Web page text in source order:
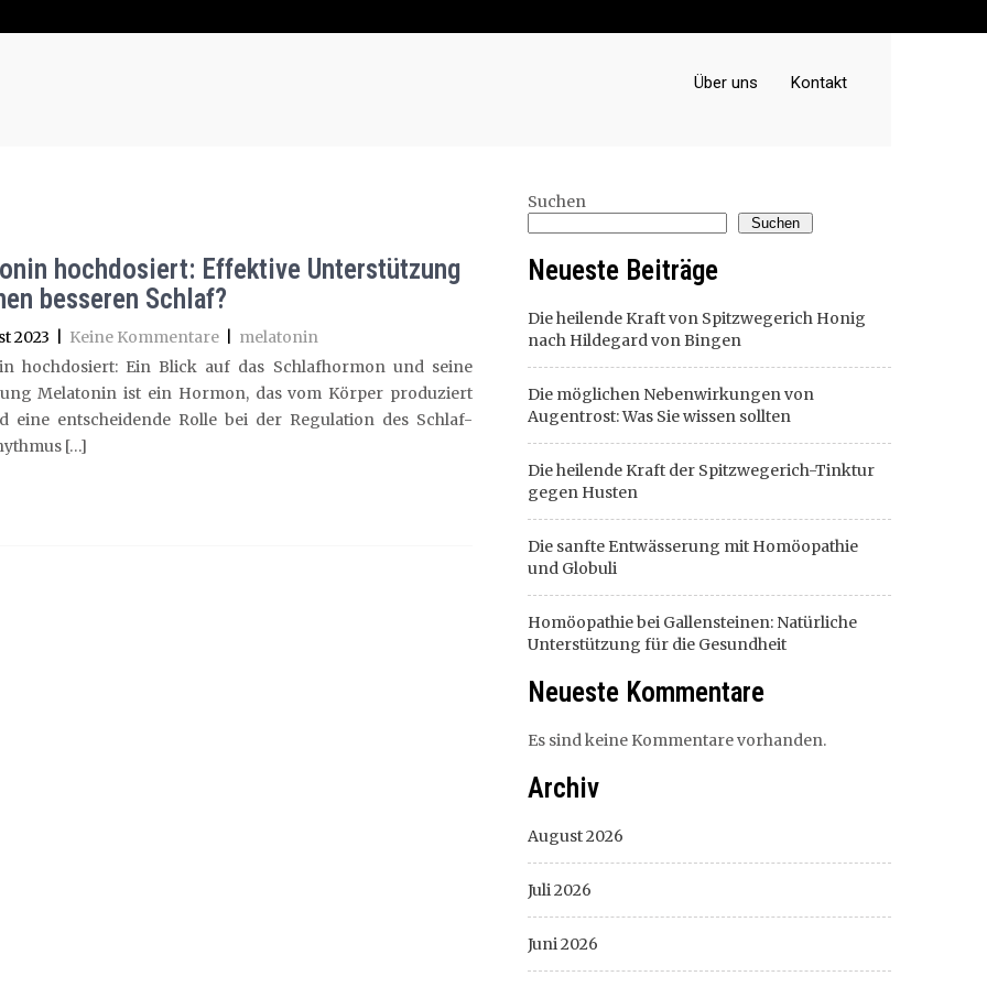
Über uns Kontakt
hochdosiert: Effektive Unterstützung
besseren Schlaf?
2023 Keine Kommentare
melatonin
hochdosiert: Ein Blick auf das Schlafhormon und seine
Melatonin ist ein Hormon, das vom Körper produziert
eine entscheidende Rolle bei der Regulation des Schlaf-
[…]
Suchen
Suchen
Neueste Beiträge
Die heilende Kraft von Spitzwegerich Honig
nach Hildegard von Bingen
Die möglichen Nebenwirkungen von
Augentrost: Was Sie wissen sollten
Die heilende Kraft der Spitzwegerich-Tinktur
gegen Husten
Die sanfte Entwässerung mit Homöopathie
und Globuli
Homöopathie bei Gallensteinen: Natürliche
Unterstützung für die Gesundheit
Neueste Kommentare
Es sind keine Kommentare vorhanden.
Archiv
August 2026
Juli 2026
Juni 2026